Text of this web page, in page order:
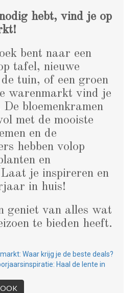
hebt, vind je op
bent naar een
tafel, nieuwe
tuin, of een groen
warenmarkt vind je
bloemenkramen
met de mooiste
en de
hebben volop
en
je inspireren en
in huis!
geniet van alles wat
te bieden heeft.
Waar krijg je de beste deals?
Haal de lente in